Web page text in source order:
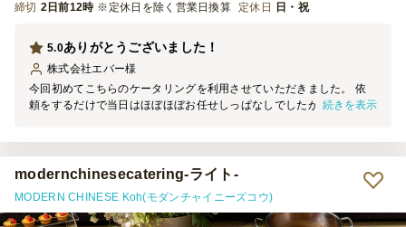
締切 2日前12時 ※定休日を除く営業日換算 定休日 日・祝
ありがとうございました！
5.0
株式会社エバー様
今回初めてこちらのケータリングを利用させていただきました。 依
頼をするだけで当日はほぼほぼお任せしっぱなしでしたが とても綺
料理も綺麗でおいしく、温かいマーボー麺もあってうれしかったで
す！ 社内ではハンバーガーがとても評判でした！またよろしくお願
続きを表示
modernchinesecatering-ライト-
MODERN CHINESE Koh(モダンチャイニーズコウ)